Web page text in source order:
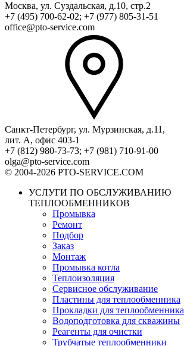
Москва, ул. Суздальская, д.10, стр.2
+7 (495) 700-62-02; +7 (977) 805-31-51
office@pto-service.com
Санкт-Петербург, ул. Мурзинская, д.11,
лит. А, офис 403-1
+7 (812) 980-73-73; +7 (981) 710-91-00
olga@pto-service.com
© 2004-2026 PTO-SERVICE.COM
УСЛУГИ ПО ОБСЛУЖИВАНИЮ
ТЕПЛООБМЕННИКОВ
Промывка
Ремонт
Подбор
Заказ
Монтаж
Промывка котла
Теплоизоляция
Сервисное обслуживание
Пластины для теплообменника
Прокладки для теплообменника
Водоподготовка для скважины
Реагенты для очистки
Трубчатые теплообменники